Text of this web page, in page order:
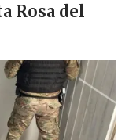
Rosa del